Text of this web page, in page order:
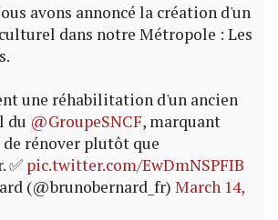
avons annoncé la création d'un
dans notre Métropole : Les
une réhabilitation d'un ancien
du @GroupeSNCF, marquant
rénover plutôt que
✅ pic.twitter.com/EwDmNSPFIB
(@brunobernard_fr) March 14,